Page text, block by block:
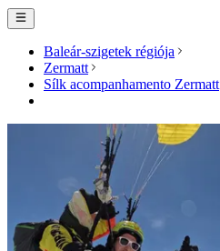
Baleár-szigetek régiója
Zermatt
Sílk acompanhamento Zermatt